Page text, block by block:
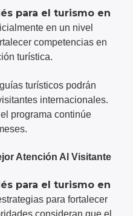
para el turismo en
en un nivel
competencias en
turística.
turísticos podrán
internacionales.
programa continúe
Atención Al Visitante
para el turismo en
para fortalecer